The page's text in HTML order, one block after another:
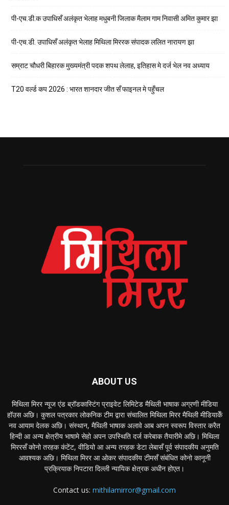
पी-एच.डी.क उपाधिसँ अलंकृत भेलाह मधुबनी जिलाक मैलाम गाम निवासी अमित कुमार झा
पी-एच.डी. उपाधिसँ अलंकृत भेलाह मिथिला मिररक संपादक ललित नारायण झा
सम्राट चौधरी बिहारक मुख्यमंत्री पदक शपथ लेलाह, इतिहास मे दर्ज भेल नव अध्याय
T20 वर्ल्ड कप 2026 : भारत शानदार जीत सँ फाइनल मे पहुँचल
ABOUT US
मिथिला मिरर न्यूज एंड ब्रॉडकास्टिंग प्राइवेट लिमिटेड मैथिली भाषाक अग्रणी मीडिया
हॉउस अछि। कुशल पत्रकार लोकनिक टीम द्वारा संचालित मिथिला मिरर मैथिली मीडियाकेँ
नव आयाम देलक अछि। संस्थान, मैथिली भाषाक अलावे आब अपन स्वरूप विस्तार करैत
हिन्दी आ अन्य क्षेत्रीय भाषामे सेहो अपन उपस्थिति दर्ज करेबाक तैयारीमे अछि। मिथिला
मिररसँ कोनो तरहक कंटेंट, वीडियो आ अन्य तरहक डेटा लेबासँ पूर्व संपादकीय अनुमति
आवश्यक अछि। मिथिला मिरर आ ओकर संपादकीय टीमसँ संबंधित कोनो कानूनी
प्रक्रियाक निपटारा दिल्ली न्यायिक क्षेत्रक अधीन होएत।
Contact us: mithilamirror@gmail.com